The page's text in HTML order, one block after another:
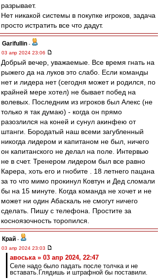
разрывает.
Нет никакой системы в покупке игроков, задача
просто истратить все что дадут.
Garifullin -
03 апр 2024 23:06
Добрый вечер, уважаемые. Все время гнать на
рыжего да на луков это слабо. Если команды
нет и лидера нет (сегодня может и родился, по
крайней мере хотел) не бывает побед на
волевых. Последним из игроков был Алекс (не
только я так думаю) - когда он прямо
разозлился на коней и сунул акинфею от
штанги. Бородатый наш всеми загубленный
никогда лидером и капитаном не был, ничего
он капитанского не делал на поле. Интервью
не в счет. Тренером лидером был все равно
Карера, хоть его и гнобите . 18 летнего пацана
за то что мимо прокинул Ковтун и Дед сломали
бы на 15 минуте. Когда команда не хочет и не
может ни один Абаскаль не смогут ничего
сделать. Пишу с телефона. Простите за
косноязочность торопился.
Край -
03 апр 2024 23:03
авоська » 03 апр 2024, 22:47
Селе надо было падать после толчка и не
вставать.Глядишь и штрафной бы поставили.